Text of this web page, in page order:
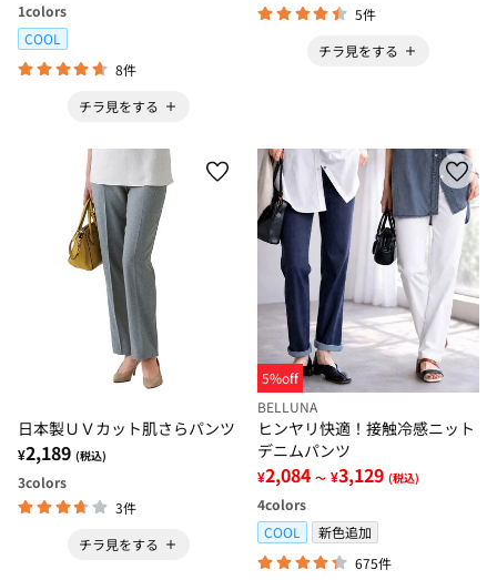
1colors
COOL
8件
チラ見をする
5件
チラ見をする
日本製ＵＶカット肌さらパンツ
¥2,189 (税込)
3colors
3件
チラ見をする
5%off
BELLUNA
ヒンヤリ快適！接触冷感ニット
デニムパンツ
¥2,084 ～ ¥3,129 (税込)
4colors
COOL
新色追加
675件